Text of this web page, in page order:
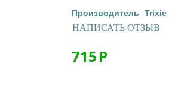
Производитель Trixie
НАПИСАТЬ ОТЗЫВ
715Р